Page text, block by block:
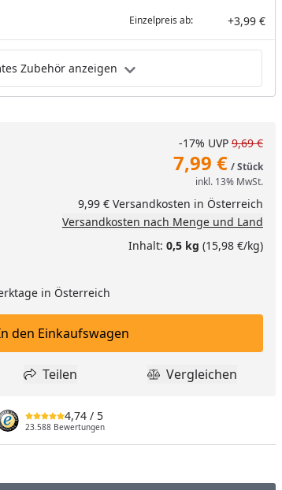
Einzelpreis ab: +3,99 €
Zubehör anzeigen
eingeben
um eins erhöhen
-17% UVP 9,69 €
7,99 € / Stück
inkl. 13% MwSt.
9,99 € Versandkosten in Österreich
Versandkosten nach Menge und Land
Inhalt: 0,5 kg (15,98 €/kg)
in Österreich
In den Einkaufswagen legen
den Einkaufswagen
hinzufügen
Teilen
Teilen Produkt
Vergleichen
4,74 / 5
23.588 Bewertungen